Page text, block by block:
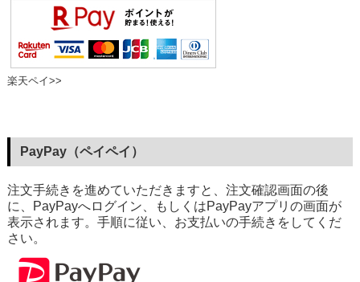
楽天ペイ>>
PayPay（ペイペイ）
注文手続きを進めていただきますと、注文確認画面の後
に、PayPayへログイン、もしくはPayPayアプリの画面が
表示されます。手順に従い、お支払いの手続きをしてくだ
さい。